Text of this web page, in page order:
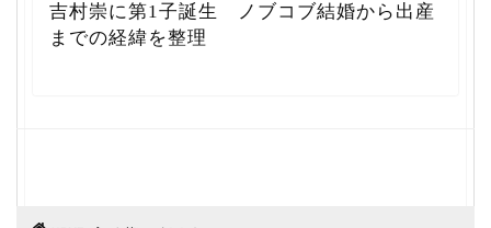
吉村崇に第1子誕生 ノブコブ結婚から出産
までの経緯を整理